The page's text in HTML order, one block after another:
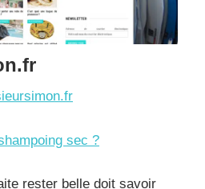
sec ?
rester belle doit savoir